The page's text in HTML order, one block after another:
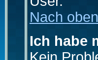
Nach oben
Ich habe